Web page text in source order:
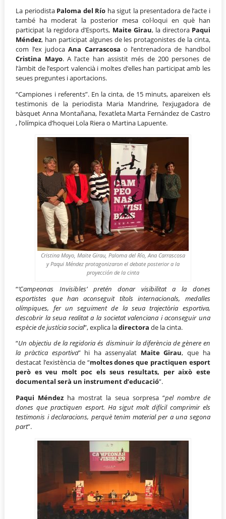
La periodista Paloma del Río ha sigut la presentadora de l’acte i
també ha moderat la posterior mesa col·loqui en què han
participat la regidora d’Esports, Maite Girau, la directora Paqui
Méndez, han participat algunes de les protagonistes de la cinta,
com l’ex judocaAna Carrascosa o l’entrenadora de handbol
Cristina Mayo. A l’acte han assistit més de 200 persones de
l’àmbit de l’esport valencià i moltes d’elles han participat amb les
seues preguntes i aportacions.
“Campiones i referents”. En la cinta, de 15 minuts, apareixen els
testimonis de la periodista Maria Mandrine, l’exjugadora de
bàsquet Anna Montañana, l’exatleta Marta Fernández de Castro
, l’olímpica d’hoquei Lola Riera o Martina Lapuente.
Cristina Mayo, Maite Girau, Paloma del Río, Ana Carrascosa
y Paqui Méndez protagonizaron el debate posterior a la
proyección de la cinta
“‘Campeonas Invisibles’ pretén donar visibilitat a la dones
esportistes que han aconseguit títols internacionals, medalles
olímpiques, fer un seguiment de la seua trajectòria esportiva,
descobrir la seua realitat a la societat valenciana i aconseguir una
espècie de justícia social”, explica ladirectora de la cinta.
“Un objectiu de la regidoria és disminuir la diferència de gènere en
la pràctica esportiva” hi ha assenyalat Maite Girau, que ha
destacat l’existència de “moltes dones que practiquen esport
però es veu molt poc els seus resultats, per això este
documental serà un instrument d’educació”.
Paqui Méndez ha mostrat la seua sorpresa “pel nombre de
dones que practiquen esport. Ha sigut molt difícil comprimir els
testimonis i declaracions, perquè tenim material per a una segona
part”.